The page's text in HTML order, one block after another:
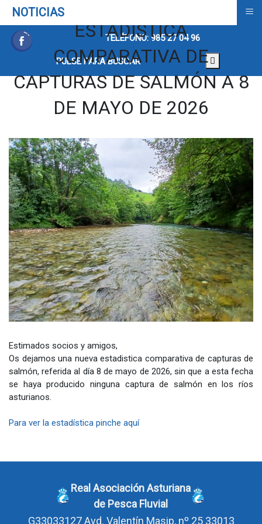
TELÉFONO: 985 27 04 96
PULSE PARA BUSCAR
ESTADISTICA
COMPARATIVA DE
CAPTURAS DE SALMÓN A 8
DE MAYO DE 2026
Estimados socios y amigos,
Os dejamos una nueva estadistica comparativa de capturas de
salmón, referida al día 8 de mayo de 2026, sin que a esta fecha
se haya producido ninguna captura de salmón en los ríos
asturianos.
Para ver la estadística pinche aquí
Real Asociación Asturiana
de Pesca Fluvial
G33033127Avd. Valentín Masip, nº 25 33013
NOTICIAS ≡